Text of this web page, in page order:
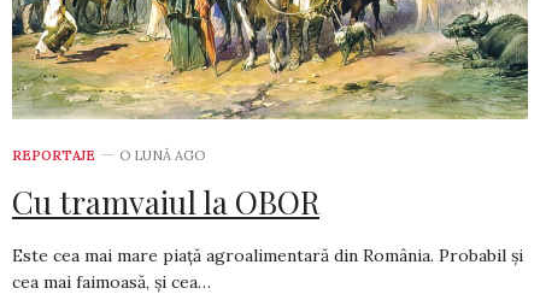
REPORTAJE O LUNĂ AGO
Cu tramvaiul la OBOR
Este cea mai mare piață agroalimentară din România. Probabil și
cea mai faimoasă, și cea…